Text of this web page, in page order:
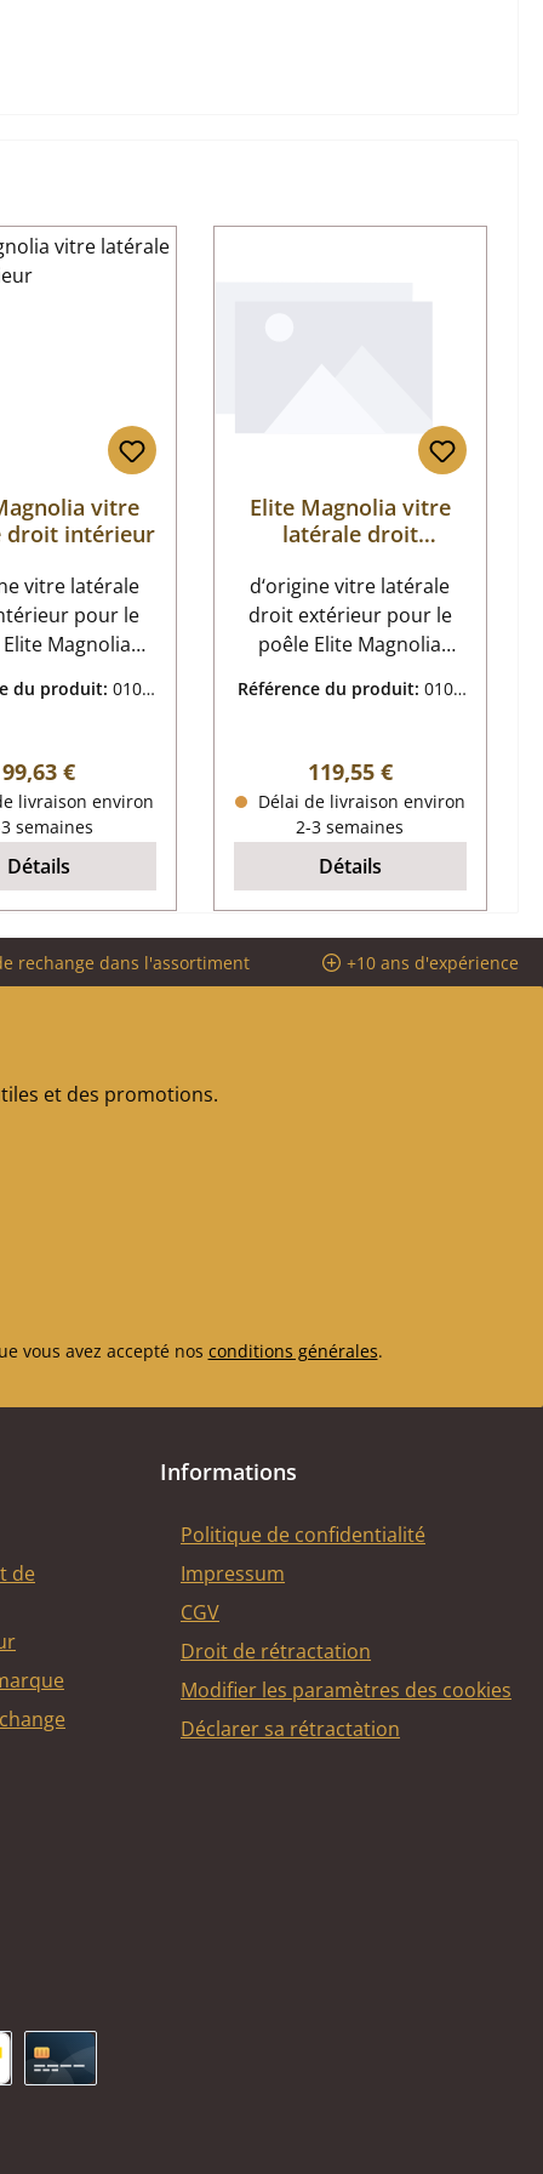
vitre
droit intérieur
vitre latérale
pour le
Magnolia
latérale droit
incurvé
du produit:0106
Prix régulier :
99,63 €
livraison environ
semaines
Détails
Elite Magnolia vitre
latérale droit
d‘origine vitre latérale
droit extérieur pour le
poêle Elite Magnolia
K6840 vitre latérale droit
vitre, vitrocéramique
dimensions (la/lo/ha) 109
mm x 462 mm x 4 mm
forme rectiligne
thermorésistant
Référence du produit: 0106
Prix régulier :
119,55 €
Délai de livraison environ
2-3 semaines
Détails
rechange dans l'assortiment +10 ans d'expérience
et des promotions.
vous avez accepté nos conditions générales.
de
Informations
Politique de confidentialité
Impressum
CGV
Droit de rétractation
Modifier les paramètres des cookies
Déclarer sa rétractation